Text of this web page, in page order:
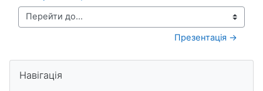
Перейти до...
Презентація →
Блоки
Навігація